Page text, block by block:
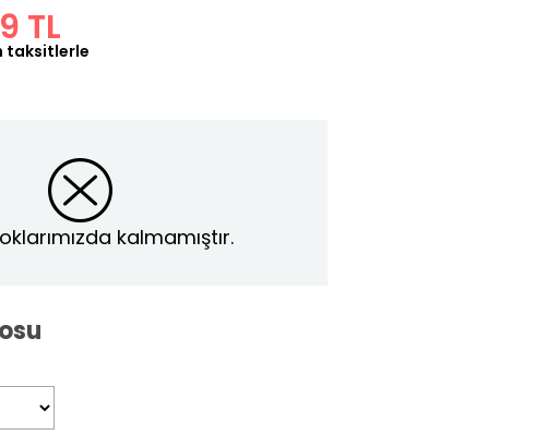
TL
taksitlerle
kalmamıştır.